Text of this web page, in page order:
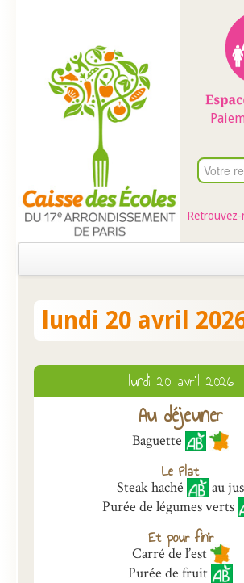
Evénements
Présentation
Inscriptions et tarifs
Qualité
Menus
Recrutement
Nous contacter
lundi 20 avril
lundi 20 avril 2026
Au déjeuner
Baguette
Le Plat
Steak haché
au jus
Purée de légumes verts
Et pour finir
Carré de l’est
Purée de fruit